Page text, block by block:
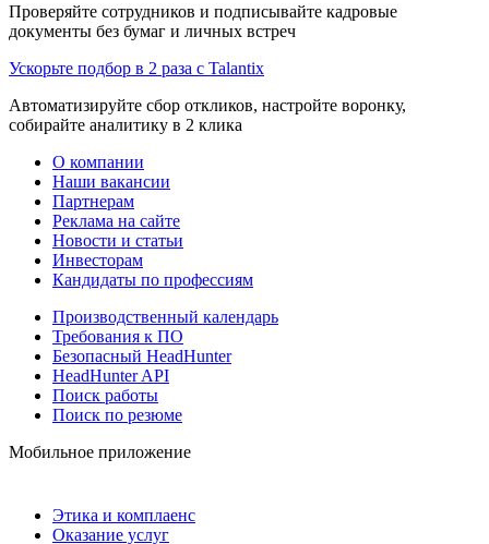
Проверяйте сотрудников и подписывайте кадровые
документы без бумаг и личных встреч
Ускорьте подбор в 2 раза с Talantix
Автоматизируйте сбор откликов, настройте воронку,
собирайте аналитику в 2 клика
О компании
Наши вакансии
Партнерам
Реклама на сайте
Новости и статьи
Инвесторам
Кандидаты по профессиям
Производственный календарь
Требования к ПО
Безопасный HeadHunter
HeadHunter API
Поиск работы
Поиск по резюме
Мобильное приложение
Этика и комплаенс
Оказание услуг